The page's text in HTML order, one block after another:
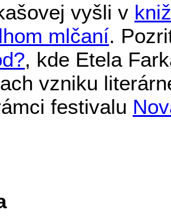
vyšli v
mlčaní.
, kde Etela
vzniku
festivalu